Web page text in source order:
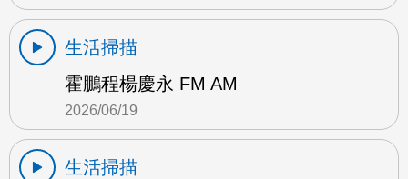
生活掃描
霍鵬程楊慶永 FM AM
2026/06/19
生活掃描